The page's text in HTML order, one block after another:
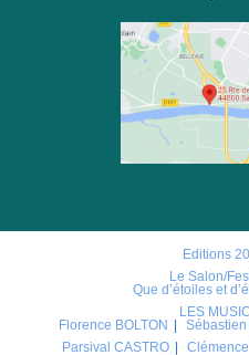
Editions
Le Salon/
Que d’étoiles et
LES
Florence BOLTON
Sébastien
Parsival CASTRO